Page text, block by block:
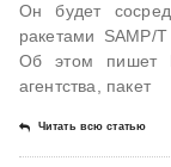
Он будет
ракетами SAMP/
Об этом пишет
агентства, пакет
Читать всю статью